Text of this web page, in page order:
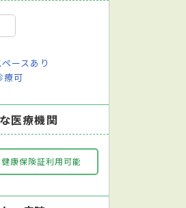
ースあり
療可
医療機関
康保険証利用可能